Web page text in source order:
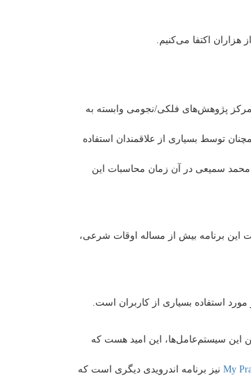
اکتفا می‌کنیم.
پژوهش‌های فلکی/نجومی وابسته به
است. هرچند به دلیل دقت و امکانات برنامه، همچنان توسط بسیاری از علاقمندان استفاده
سمیعی در آن زمان محاسبات این
این برنامه بیش از مساله اوقات شرعی،
استفاده بسیاری از کاربران است.
این سیستم‌عامل‌ها، این امید هست که
My نیز برنامه اندرویدی دیگری است که